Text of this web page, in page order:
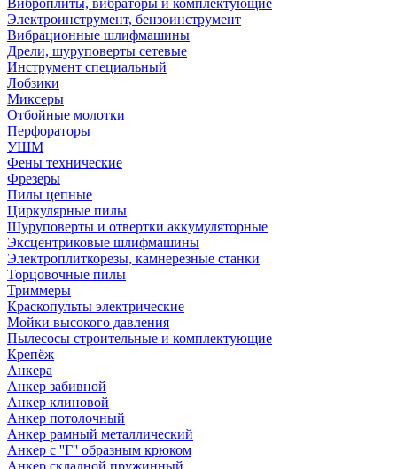
Виброплиты, вибраторы и комплектующие
Электроинструмент, бензоинструмент
Вибрационные шлифмашины
Дрели, шуруповерты сетевые
Инструмент специальный
Лобзики
Миксеры
Отбойные молотки
Перфораторы
УШМ
Фены технические
Фрезеры
Пилы цепные
Циркулярные пилы
Шуруповерты и отвертки аккумуляторные
Эксцентриковые шлифмашины
Электроплиткорезы, камнерезные станки
Торцовочные пилы
Триммеры
Краскопульты электрические
Мойки высокого давления
Пылесосы строительные и комплектующие
Крепёж
Анкера
Анкер забивной
Анкер клиновой
Анкер потолочный
Анкер рамный металлический
Анкер с ''Г'' образным крюком
Анкер складной пружинный